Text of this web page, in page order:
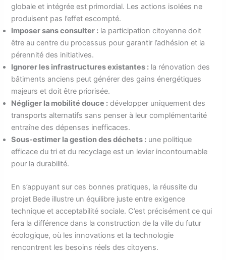
globale et intégrée est primordial. Les actions isolées ne
produisent pas l’effet escompté.
Imposer sans consulter : la participation citoyenne doit
être au centre du processus pour garantir l’adhésion et la
pérennité des initiatives.
Ignorer les infrastructures existantes : la rénovation des
bâtiments anciens peut générer des gains énergétiques
majeurs et doit être priorisée.
Négliger la mobilité douce : développer uniquement des
transports alternatifs sans penser à leur complémentarité
entraîne des dépenses inefficaces.
Sous-estimer la gestion des déchets : une politique
efficace du tri et du recyclage est un levier incontournable
pour la durabilité.
En s’appuyant sur ces bonnes pratiques, la réussite du
projet Bede illustre un équilibre juste entre exigence
technique et acceptabilité sociale. C’est précisément ce qui
fera la différence dans la construction de la ville du futur
écologique, où les innovations et la technologie
rencontrent les besoins réels des citoyens.